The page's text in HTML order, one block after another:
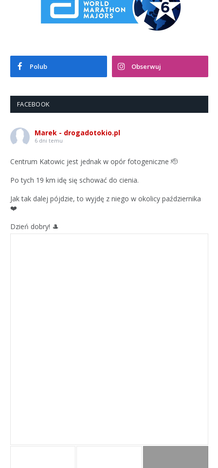
Polub Obserwuj
FACEBOOK
Marek - drogadotokio.pl
6 dni temu
Centrum Katowic jest jednak w opór fotogeniczne 🫡
Po tych 19 km idę się schować do cienia.
Jak tak dalej pójdzie, to wyjdę z niego w okolicy października
❤️
Dzień dobry! 🎩